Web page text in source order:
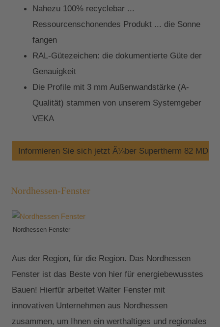
Nahezu 100% recyclebar ...
Ressourcenschonendes Produkt ... die Sonne
fangen
RAL-Gütezeichen: die dokumentierte Güte der
Genauigkeit
Die Profile mit 3 mm Außenwandstärke (A-
Qualität) stammen von unserem Systemgeber
VEKA
Informieren Sie sich jetzt Ã¼ber Supertherm 82 MD
Nordhessen-Fenster
Nordhessen Fenster
Aus der Region, für die Region. Das Nordhessen
Fenster ist das Beste von hier für energiebewusstes
Bauen! Hierfür arbeitet Walter Fenster mit
innovativen Unternehmen aus Nordhessen
zusammen, um Ihnen ein werthaltiges und regionales